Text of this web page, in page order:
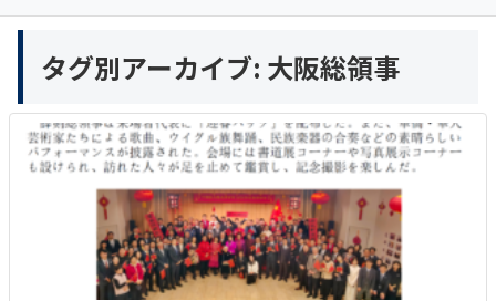
タグ別アーカイブ: 大阪総領事